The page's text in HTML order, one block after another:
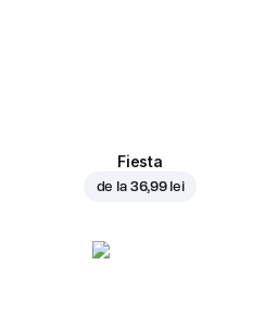
Fiesta
de la 36,99 lei